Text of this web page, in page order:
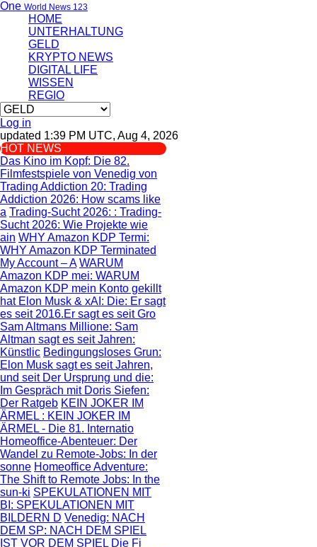
One World News 123
HOME
UNTERHALTUNG
GELD
KRYPTO NEWS
DIGITAL LIFE
WISSEN
REGIO
Log in
updated 1:39 PM UTC, Aug 4, 2026
HOT NEWS
Das Kino im Kopf: Die 82.
Filmfestspiele von Venedig von
Trading Addiction 20: Trading
Addiction 2026: How scams like
a Trading-Sucht 2026: : Trading-
Sucht 2026: Wie Projekte wie
ain WHY Amazon KDP Termi:
WHY Amazon KDP Terminated
My Account – A WARUM
Amazon KDP mei: WARUM
Amazon KDP mein Konto gekillt
hat Elon Musk & xAI: Die: Er sagt
es seit 2016.Er sagt es seit Gro
Sam Altmans Millione: Sam
Altman sagt es seit Jahren:
Künstlic Bedingungsloses Grun:
Elon Musk sagt es seit Jahren,
und seit Der Ursprung und die:
Im Gespräch mit Doris Siefen:
Der Ratgeb KEIN JOKER IM
ÄRMEL : KEIN JOKER IM
ÄRMEL - Die 81. Internatio
Homeoffice-Abenteuer: Der
Wandel zu Remote-Jobs: In der
sonne Homeoffice Adventure:
The Shift to Remote Jobs: In the
sun-ki SPEKULATIONEN MIT
BI : SPEKULATIONEN MIT
BILDERN D Venedig: NACH
DEM SP: NACH DEM SPIEL
IST VOR DEM SPIEL Die Fi